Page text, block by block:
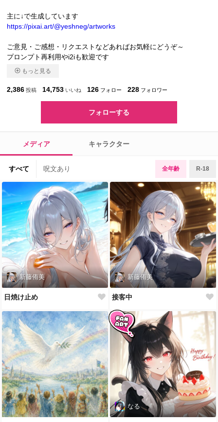
主に↓で生成しています
https://pixai.art/@yeshneg/artworks
ご意見・ご感想・リクエストなどあればお気軽にどうぞ～
プロンプト再利用やi2iも歓迎です
もっと見る
2,386 投稿 14,753 いいね 126 フォロー 228 フォロワー
フォローする
メディア キャラクター
すべて 呪文あり 全年齢 R-18
新藤侑美
日焼け止め
新藤侑美
接客中
なる